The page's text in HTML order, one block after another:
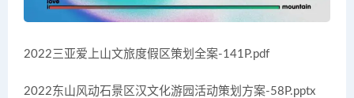
2022三亚爱上山文旅度假区策划全案-141P.pdf
2022东山风动石景区汉文化游园活动策划方案-58P.pptx